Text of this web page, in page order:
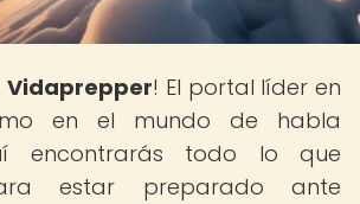
Vidaprepper! El portal líder en
en el mundo de habla
encontrarás todo lo que
estar preparado ante